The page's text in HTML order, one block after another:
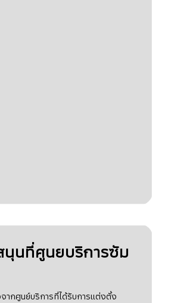
นุนที่ศูนยบริการซัม
ากศูนย์บริการที่ได้รับการแต่งตั้ง